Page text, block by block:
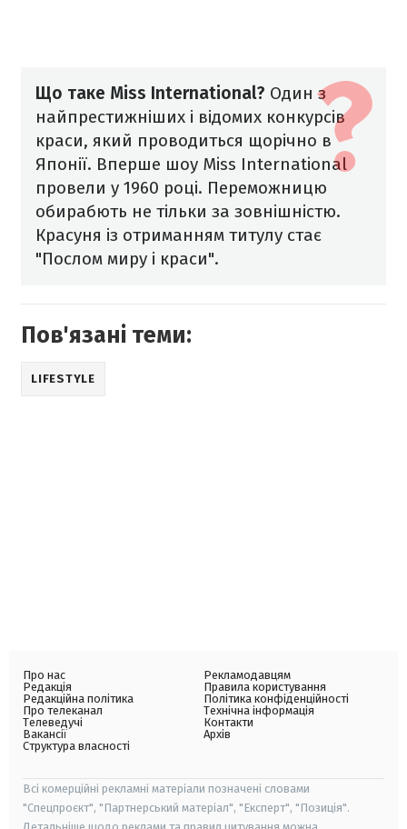
Що таке Miss International? Один з
найпрестижніших і відомих конкурсів
краси, який проводиться щорічно в
Японії. Вперше шоу Miss International
провели у 1960 році. Переможницю
обирабють не тільки за зовнішністю.
Красуня із отриманням титулу стає
"Послом миру і краси".
Пов'язані теми:
LIFESTYLE
Про нас
Редакція
Редакційна політика
Про телеканал
Телеведучі
Вакансії
Структура власності
Рекламодавцям
Правила користування
Політика конфіденційності
Технічна інформація
Контакти
Архів
Всі комерційні рекламні матеріали позначені словами
"Спецпроєкт", "Партнерський матеріал", "Експерт", "Позиція".